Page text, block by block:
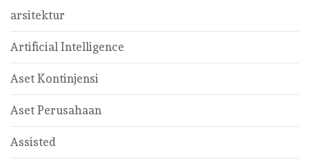
arsitektur
Artificial Intelligence
Aset Kontinjensi
Aset Perusahaan
Assisted